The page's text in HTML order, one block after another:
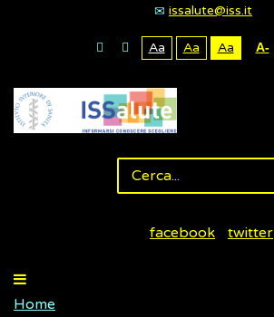
issalute@iss.it
Aa Aa Aa A-
facebook twitter
Home